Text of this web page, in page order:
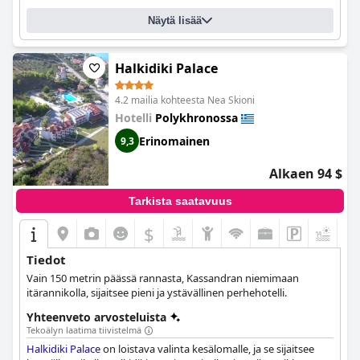
Näytä lisää
Halkidiki Palace
4.2 mailia kohteesta Nea Skioni
Hotelli Polykhronossa
9,3 Erinomainen
Alkaen 94 $
Tarkista saatavuus
$
Tiedot
Vain 150 metrin päässä rannasta, Kassandran niemimaan
itärannikolla, sijaitsee pieni ja ystävällinen perhehotelli.
Yhteenveto arvosteluista
Tekoälyn laatima tiivistelmä
Halkidiki Palaceon loistava valinta kesälomalle, ja se sijaitsee